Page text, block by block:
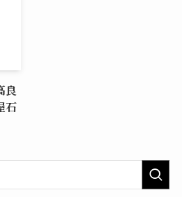
良
石